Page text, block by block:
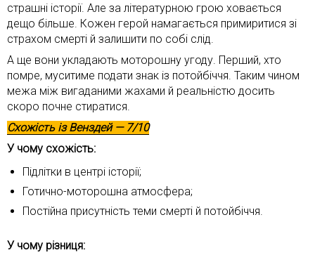
страшні історії. Але за літературною грою ховається
дещо більше. Кожен герой намагається примиритися зі
страхом смерті й залишити по собі слід.
А ще вони укладають моторошну угоду. Перший, хто
помре, муситиме подати знак із потойбіччя. Таким чином
межа між вигаданими жахами й реальністю досить
скоро почне стиратися.
Схожість ізВенздей— 7/10
У чому схожість:
Підлітки в центрі історії;
Готично-моторошна атмосфера;
Постійна присутність теми смерті й потойбіччя.
У чому різниця: